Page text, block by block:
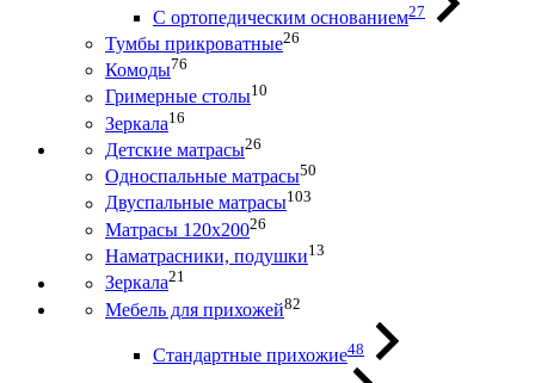
С ортопедическим основанием27
Тумбы прикроватные26
Комоды76
Гримерные столы10
Зеркала16
Детские матрасы26
Односпальные матрасы50
Двуспальные матрасы103
Матрасы 120х20026
Наматрасники, подушки13
Зеркала21
Мебель для прихожей82
Стандартные прихожие48